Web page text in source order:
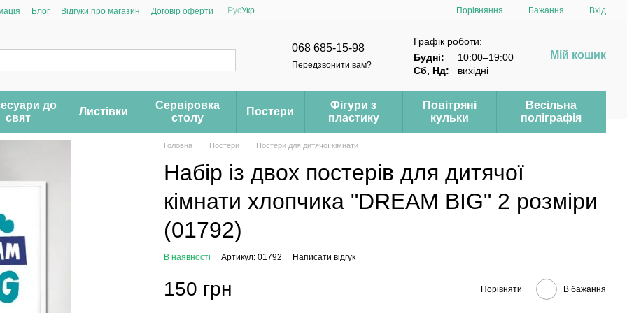
Блог Відгуки про магазин Договір оферти РусУкр Порівняння Бажання Вхід
068 685-15-98
Передзвонити вам?
Графік роботи:
Будні:
10:00–19:00
Сб, Нд:
вихідні
Мій кошик
до
свят
Листівки
Сервіровка
столу
Постери
Фігури з
пластику
Повітряні
кульки
Весільна
поліграфія
Головна Постери Постери для дитячої кімнати
Набір із двох постерів для дитячої
кімнати хлопчика "DREAM BIG" 2 розміри
(01792)
В наявності Артикул: 01792 Написати відгук
150 грн Порівняти В бажання